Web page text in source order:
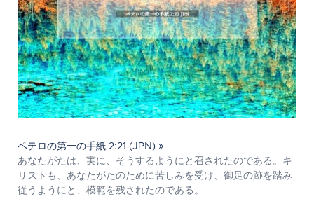
ペテロの第一の手紙 2:21 (JPN) »
あなたがたは、実に、そうするようにと召されたのである。キ
リストも、あなたがたのために苦しみを受け、御足の跡を踏み
従うようにと、模範を残されたのである。